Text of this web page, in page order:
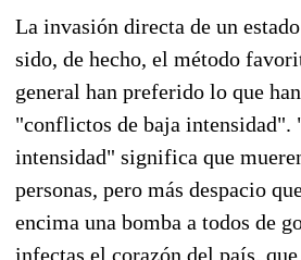
La invasión directa de un
sido, de hecho, el método
general han preferido lo que
"conflictos de baja intensidad".
intensidad" significa que
personas, pero más despacio
encima una bomba a todos de
infectas el corazón del país, que